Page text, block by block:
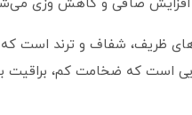
افزایش صافی و کاهش وزی
ظریف، شفاف و ترند است
است که ضخامت کم، براقیت